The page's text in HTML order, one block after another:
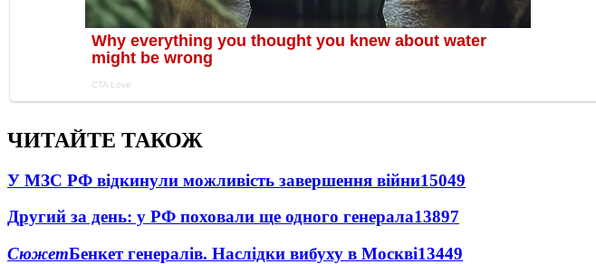
ЧИТАЙТЕ ТАКОЖ
У МЗС РФ відкинули можливість завершення війни15049
Другий за день: у РФ поховали ще одного генерала13897
СюжетБенкет генералів. Наслідки вибуху в Москві13449